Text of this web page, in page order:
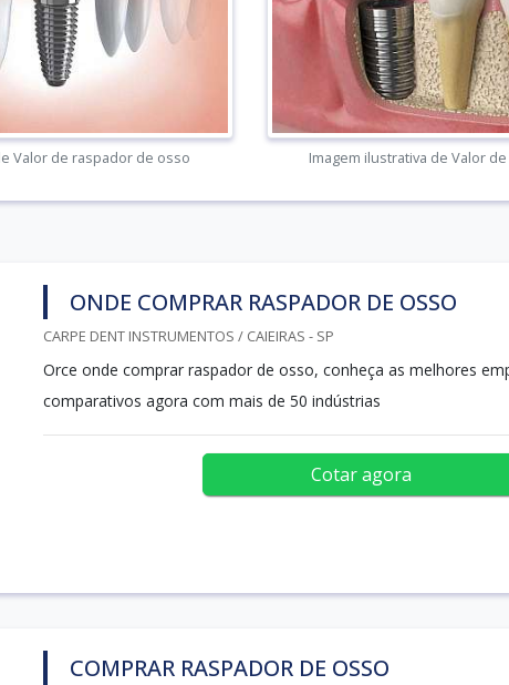
Valor de raspador de osso Imagem ilustrativa de Valor
ONDE COMPRAR RASPADOR DE OSSO
CARPE DENT INSTRUMENTOS / CAIEIRAS - SP
Orce onde comprar raspador de osso, conheça as melhores
comparativos agora com mais de 50 indústrias
Cotar agora
COMPRAR RASPADOR DE OSSO